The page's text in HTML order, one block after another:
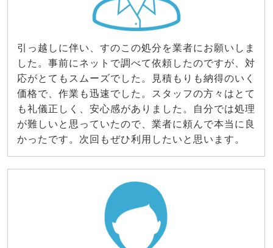
引っ越しに伴い、すのこの処分を業者にお願いしま
した。事前にネットで調べて依頼したのですが、対
応がとてもスムーズでした。見積もりも納得のいく
価格で、作業も迅速でした。スタッフの方々はとて
も礼儀正しく、安心感がありました。自分では処理
が難しいと思っていたので、業者に頼んで本当に良
かったです。次回もぜひ利用したいと思います。